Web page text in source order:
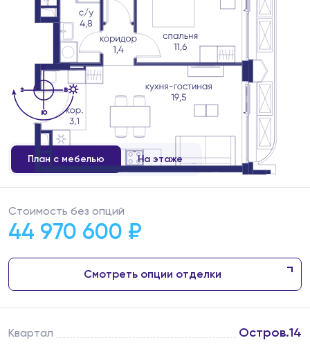
План с мебелью На этаже
Квартал Остров.14
Стоимость без опций
44 970 600 ₽
Смотреть опции отделки